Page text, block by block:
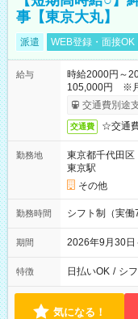
事【東京大丸】
派遣 WEB登録・面接OK
給与
時給2000円～
105,000円 ※月
いたします。
交通費別途
交通費 ☆交通
勤務地
東京都千代田区
東京駅
その他
勤務時間 シフト制（実働
期間 2026年9月30日
特徴 日払いOK / シ
気になる！